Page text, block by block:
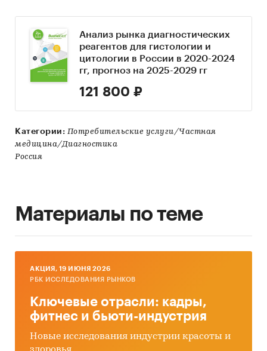
Анализ рынка диагностических
реагентов для гистологии и
цитологии в России в 2020-2024
гг, прогноз на 2025-2029 гг
121 800 ₽
Категории: Потребительские услуги/Частная
медицина/Диагностика
Россия
Материалы по теме
AКЦИЯ, 19 ИЮНЯ 2026
РБК ИССЛЕДОВАНИЯ РЫНКОВ
Ключевые отрасли: кадры,
фитнес и бьюти-индустрия
Новые исследования индустрии красоты и